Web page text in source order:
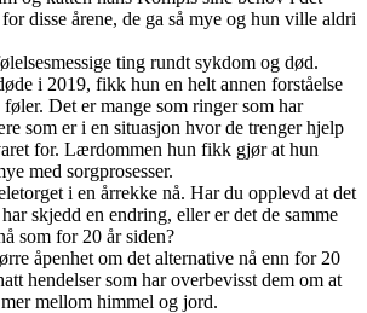
disse årene, de ga så mye og hun ville aldri
ting rundt sykdom og død.
i 2019, fikk hun en helt annen forståelse
føler. Det er mange som ringer som har
som er i en situasjon hvor de trenger hjelp
for. Lærdommen hun fikk gjør at hun
med sorgprosesser.
i en årrekke nå. Har du opplevd at det
skjedd en endring, eller er det de samme
som for 20 år siden?
åpenhet om det alternative nå enn for 20
hendelser som har overbevisst dem om at
mellom himmel og jord.